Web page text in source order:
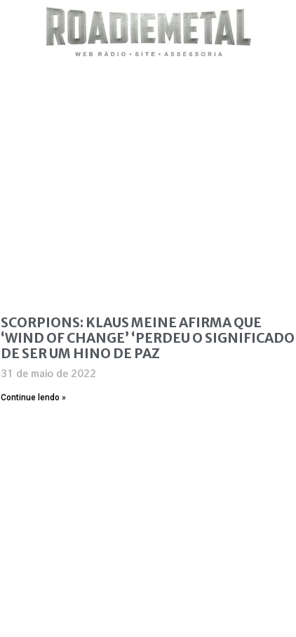
SCORPIONS: KLAUS MEINE AFIRMA QUE
‘WIND OF CHANGE’ ‘PERDEU O SIGNIFICADO
DE SER UM HINO DE PAZ
31 de maio de 2022
Continue lendo »